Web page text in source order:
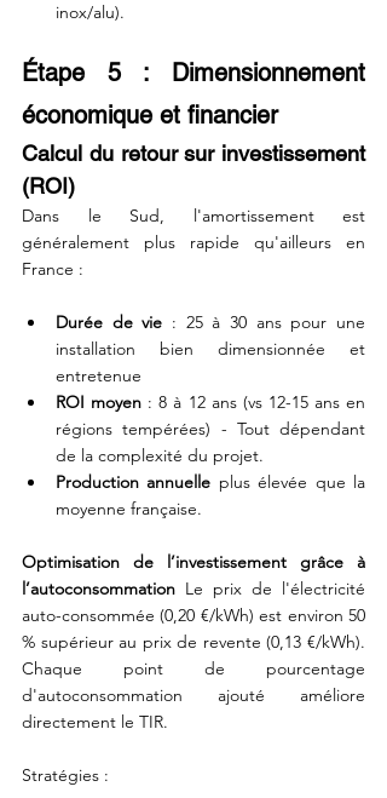
inox/alu).
Étape 5 : Dimensionnement
économique et financier
Calcul du retour sur investissement
(ROI)
Dans le Sud, l'amortissement est
généralement plus rapide qu'ailleurs en
France :
Durée de vie : 25 à 30 ans pour une
installation bien dimensionnée et
entretenue
ROI moyen : 8 à 12 ans (vs 12-15 ans en
régions tempérées) - Tout dépendant
de la complexité du projet.
Production annuelle plus élevée que la
moyenne française.
Optimisation de l’investissement grâce à
l’autoconsommation Le prix de l'électricité
auto-consommée (0,20 €/kWh) est environ 50
% supérieur au prix de revente (0,13 €/kWh).
Chaque point de pourcentage
d'autoconsommation ajouté améliore
directement le TIR.
Stratégies :